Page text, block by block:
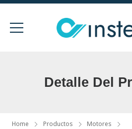
Detalle Del
Home Productos
Motores